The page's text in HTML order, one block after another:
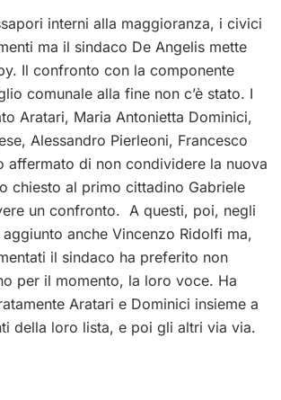
interni alla maggioranza, i civici
ma il sindaco De Angelis mette
Il confronto con la componente
comunale alla fine non c’è stato. I
Aratari, Maria Antonietta Dominici,
Alessandro Pierleoni, Francesco
affermato di non condividere la nuova
chiesto al primo cittadino Gabriele
un confronto. A questi, poi, negli
anche Vincenzo Ridolfi ma,
il sindaco ha preferito non
per il momento, la loro voce. Ha
Aratari e Dominici insieme a
della loro lista, e poi gli altri via via.